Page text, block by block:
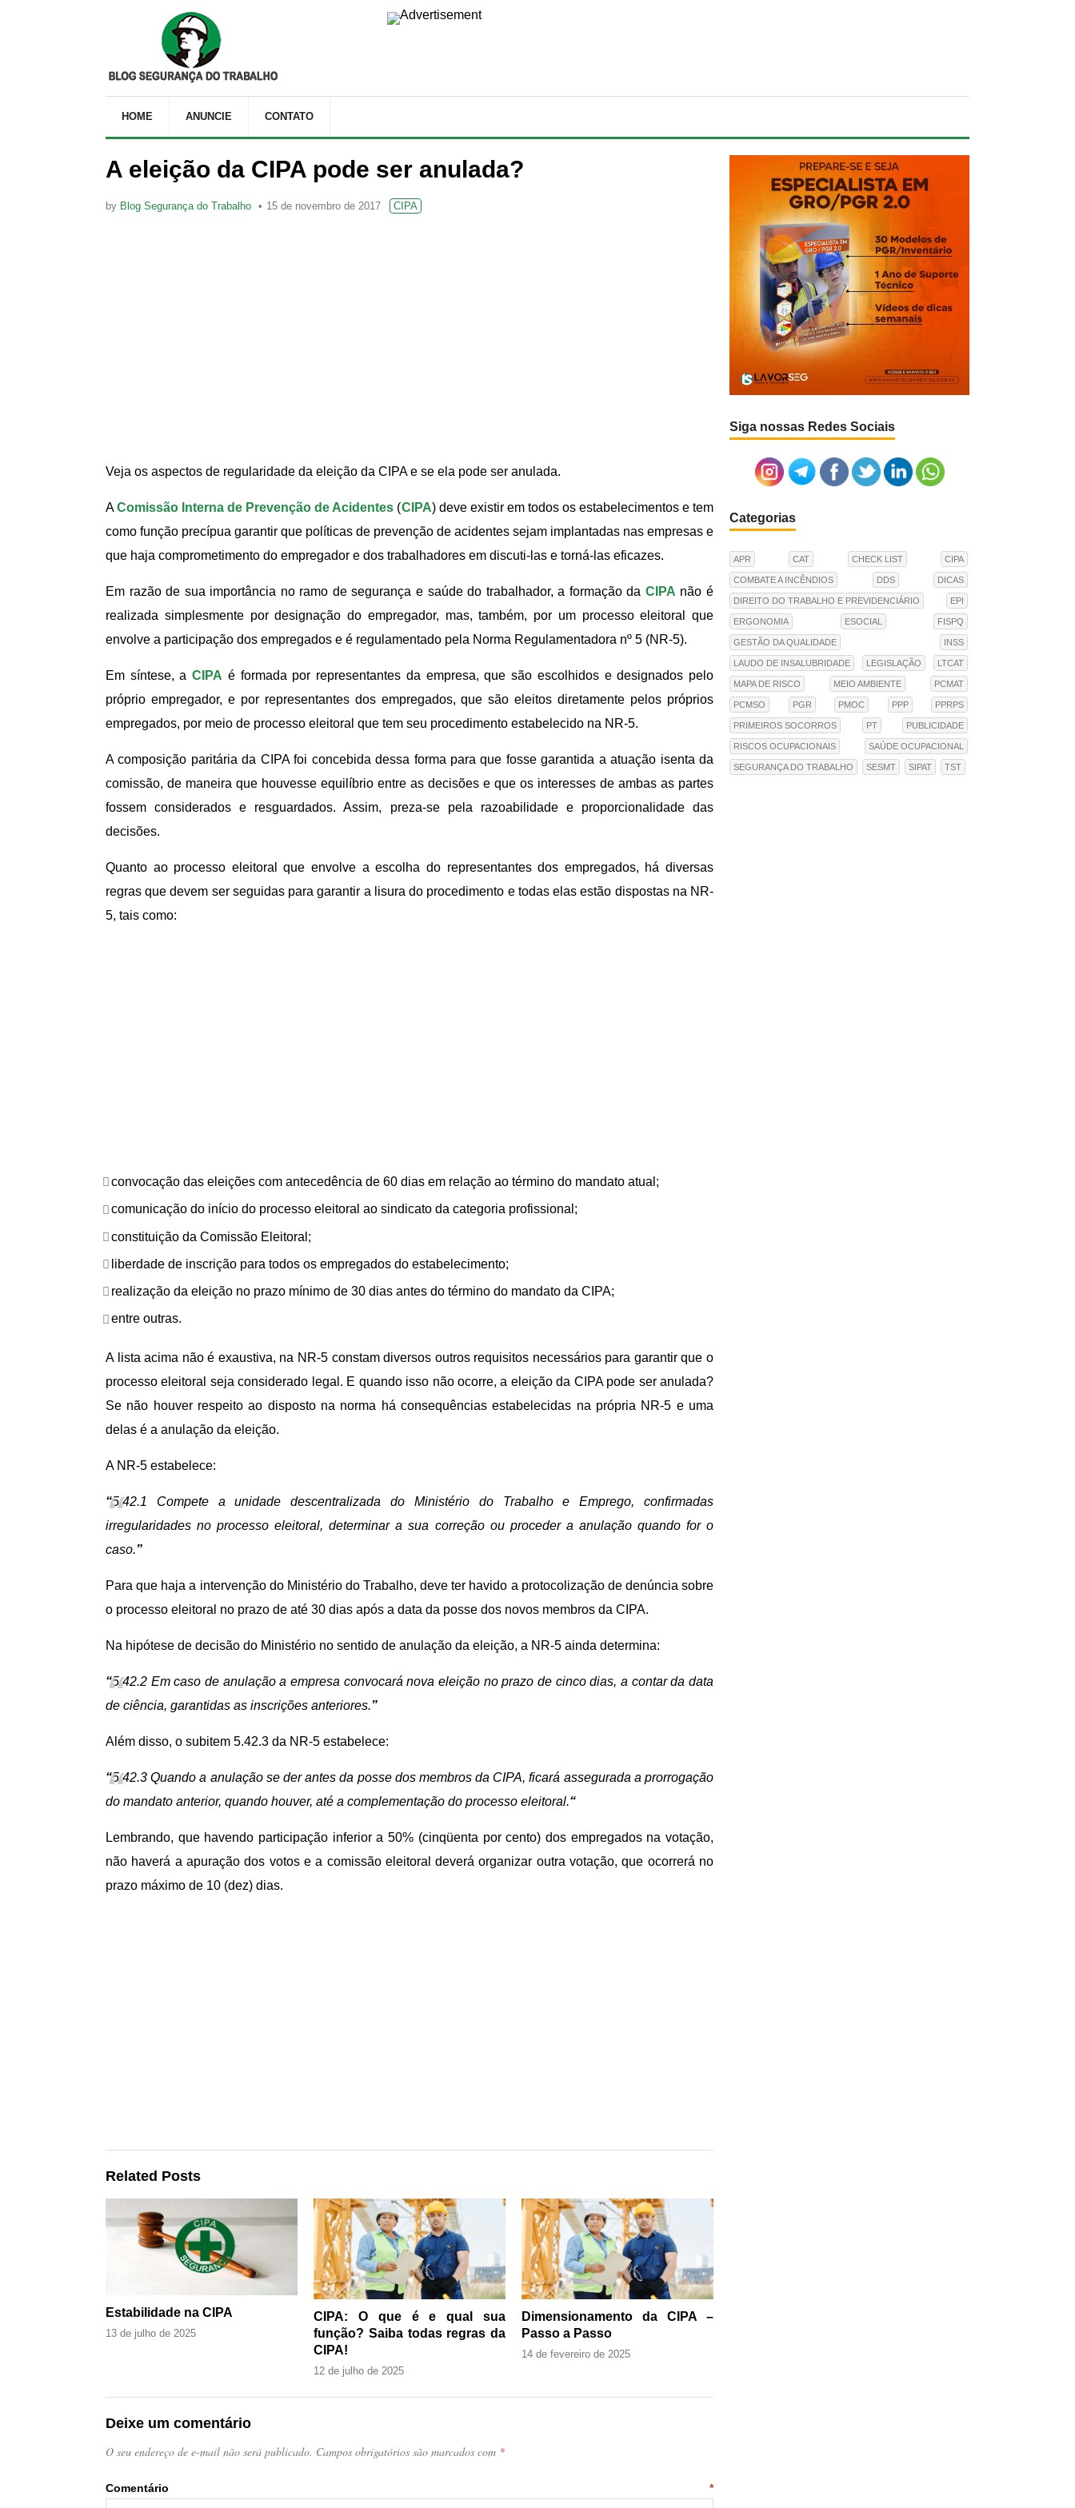
HOME ANUNCIE CONTATO
A eleição da CIPA pode ser anulada?
by Blog Segurança do Trabalho 15 de novembro de 2017 CIPA
Veja os aspectos de regularidade da eleição da CIPA e se ela pode ser anulada.
AComissão Interna de Prevenção de Acidentes (CIPA) deve existir em todos os estabelecimentos e tem
como função precípua garantir que políticas de prevenção de acidentes sejam implantadas nas empresas e
que haja comprometimento do empregador e dos trabalhadores em discuti-las e torná-las eficazes.
Em razão de sua importância no ramo de segurança e saúde do trabalhador, a formação da CIPA não é
realizada simplesmente por designação do empregador, mas, também, por um processo eleitoral que
envolve a participação dos empregados e é regulamentado pela Norma Regulamentadora nº 5 (NR-5).
Em síntese, aCIPA é formada por representantes da empresa, que são escolhidos e designados pelo
próprio empregador, e por representantes dos empregados, que são eleitos diretamente pelos próprios
empregados, por meio de processo eleitoral que tem seu procedimento estabelecido na NR-5.
A composição paritária da CIPA foi concebida dessa forma para que fosse garantida a atuação isenta da
comissão, de maneira que houvesse equilíbrio entre as decisões e que os interesses de ambas as partes
fossem considerados e resguardados. Assim, preza-se pela razoabilidade e proporcionalidade das
decisões.
Quanto ao processo eleitoral que envolve a escolha do representantes dos empregados, há diversas
regras que devem ser seguidas para garantir a lisura do procedimento e todas elas estão dispostas na NR-
5, tais como:
convocação das eleições com antecedência de 60 dias em relação ao término do mandato atual;
comunicação do início do processo eleitoral ao sindicato da categoria profissional;
constituição da Comissão Eleitoral;
liberdade de inscrição para todos os empregados do estabelecimento;
realização da eleição no prazo mínimo de 30 dias antes do término do mandato da CIPA;
entre outras.
A lista acima não é exaustiva, na NR-5 constam diversos outros requisitos necessários para garantir que o
processo eleitoral seja considerado legal. E quando isso não ocorre, a eleição da CIPA pode ser anulada?
Se não houver respeito ao disposto na norma há consequências estabelecidas na própria NR-5 e uma
delas é a anulação da eleição.
A NR-5 estabelece:
“5.42.1 Compete a unidade descentralizada do Ministério do Trabalho e Emprego, confirmadas
irregularidades no processo eleitoral, determinar a sua correção ou proceder a anulação quando for o
caso.”
Para que haja a intervenção do Ministério do Trabalho, deve ter havido a protocolização de denúncia sobre
o processo eleitoral no prazo de até 30 dias após a data da posse dos novos membros da CIPA.
Na hipótese de decisão do Ministério no sentido de anulação da eleição, a NR-5 ainda determina:
“5.42.2 Em caso de anulação a empresa convocará nova eleição no prazo de cinco dias, a contar da data
de ciência, garantidas as inscrições anteriores.”
Além disso, o subitem 5.42.3 da NR-5 estabelece:
“5.42.3 Quando a anulação se der antes da posse dos membros da CIPA, ficará assegurada a prorrogação
do mandato anterior, quando houver, até a complementação do processo eleitoral.“
Lembrando, que havendo participação inferior a 50% (cinqüenta por cento) dos empregados na votação,
não haverá a apuração dos votos e a comissão eleitoral deverá organizar outra votação, que ocorrerá no
prazo máximo de 10 (dez) dias.
Related Posts
Estabilidade na CIPA
13 de julho de 2025
CIPA: O que é e qual sua
função? Saiba todas regras da
CIPA!
12 de julho de 2025
Dimensionamento da CIPA –
Passo a Passo
14 de fevereiro de 2025
Deixe um comentário
O seu endereço de e-mail não será publicado. Campos obrigatórios são marcados com *
Comentário *
Siga nossas Redes Sociais
Categorias
APR CAT CHECK LIST CIPA
COMBATE A INCÊNDIOS DDS DICAS
DIREITO DO TRABALHO E PREVIDENCIÁRIO EPI
ERGONOMIA ESOCIAL FISPQ
GESTÃO DA QUALIDADE INSS
LAUDO DE INSALUBRIDADE LEGISLAÇÃO LTCAT
MAPA DE RISCO MEIO AMBIENTE PCMAT
PCMSO PGR PMOC PPP PPRPS
PRIMEIROS SOCORROS PT PUBLICIDADE
RISCOS OCUPACIONAIS SAÚDE OCUPACIONAL
SEGURANÇA DO TRABALHO SESMT SIPAT TST